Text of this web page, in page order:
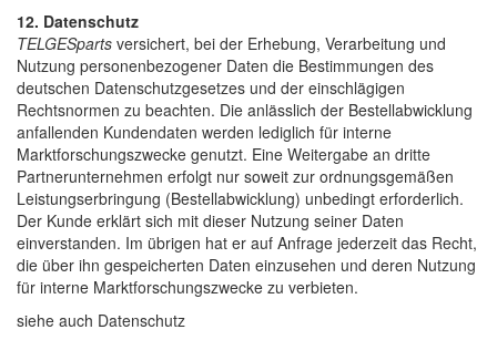
12. Datenschutz
TELGESparts versichert, bei der Erhebung, Verarbeitung und
Nutzung personenbezogener Daten die Bestimmungen des
deutschen Datenschutzgesetzes und der einschlägigen
Rechtsnormen zu beachten. Die anlässlich der Bestellabwicklung
anfallenden Kundendaten werden lediglich für interne
Marktforschungszwecke genutzt. Eine Weitergabe an dritte
Partnerunternehmen erfolgt nur soweit zur ordnungsgemäßen
Leistungserbringung (Bestellabwicklung) unbedingt erforderlich.
Der Kunde erklärt sich mit dieser Nutzung seiner Daten
einverstanden. Im übrigen hat er auf Anfrage jederzeit das Recht,
die über ihn gespeicherten Daten einzusehen und deren Nutzung
für interne Marktforschungszwecke zu verbieten.
siehe auch Datenschutz